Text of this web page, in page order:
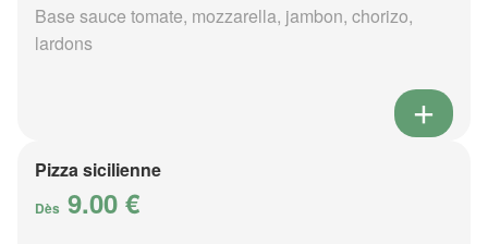
Base sauce tomate, mozzarella, jambon, chorizo,
lardons
Pizza sicilienne
Dès 9.00 €